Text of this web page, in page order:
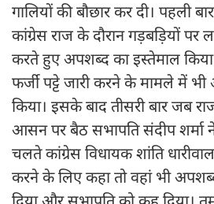
गालियों की बौछार कर दी। पहली
कांग्रेस राज के दौरान गड़बड़ियों पर
करते हुए अपशब्द का इस्तेमाल किया,
फर्जी पट्टे जारी करने के मामले में
किया। इसके बाद तीसरी बार जब
आसन पर बैठ सभापति संदीप
चलते कांग्रेस विधायक शांति
करने के लिए कहा तो वहां भी